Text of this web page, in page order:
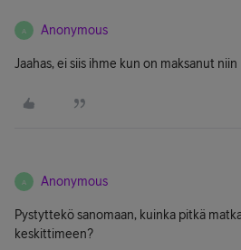
A Anonymous
Jaahas, ei siis ihme kun on maksanut niin
A Anonymous
Pystyttekö sanomaan, kuinka pitkä
keskittimeen?